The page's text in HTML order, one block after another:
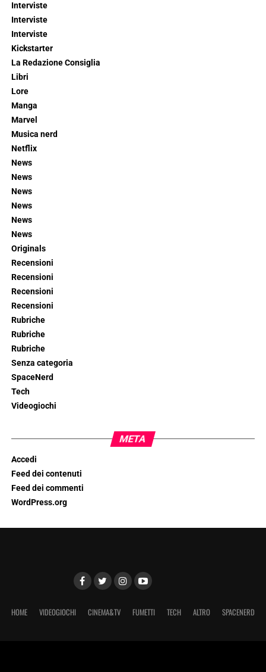
Interviste
Interviste
Interviste
Kickstarter
La Redazione Consiglia
Libri
Lore
Manga
Marvel
Musica nerd
Netflix
News
News
News
News
News
News
Originals
Recensioni
Recensioni
Recensioni
Recensioni
Rubriche
Rubriche
Rubriche
Senza categoria
SpaceNerd
Tech
Videogiochi
META
Accedi
Feed dei contenuti
Feed dei commenti
WordPress.org
HOME VIDEOGIOCHI CINEMA&TV FUMETTI TECH ALTRO SPACENERD